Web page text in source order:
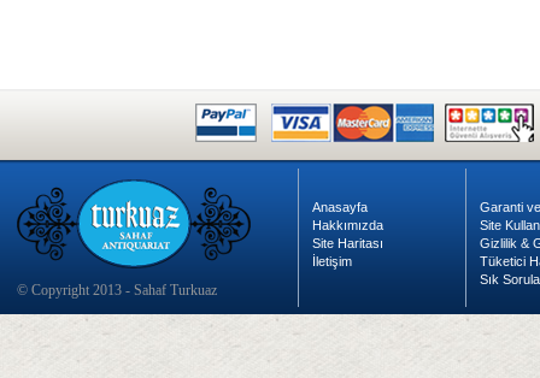
© Copyright 2013 - Sahaf Turkuaz
Anasayfa
Hakkımızda
Site Haritası
İletişim
Garanti
Site
Gizlilik &
Tüketici
Sık